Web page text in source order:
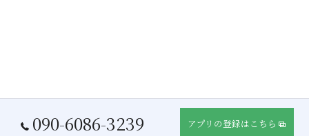
090-6086-3239 アプリの登録はこちら